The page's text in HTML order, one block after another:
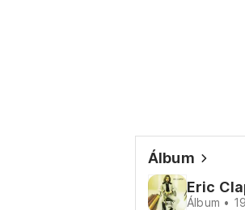
Álbum
Eric
Álbum •